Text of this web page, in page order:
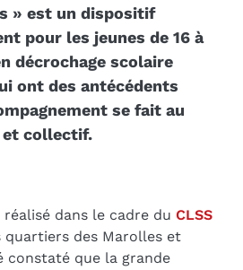
» est un dispositif
pour les jeunes de 16 à
décrochage scolaire
ont des antécédents
se fait au
et collectif.
dans le cadre du CLSS
des Marolles et
constaté que la grande